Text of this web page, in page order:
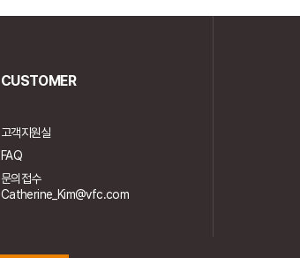
CUSTOMER
고객지원실
FAQ
문의접수
Catherine_Kim@vfc.com